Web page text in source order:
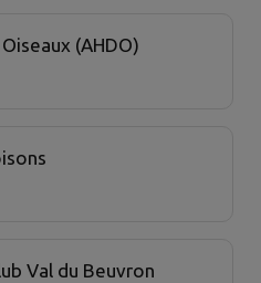
(AHDO)
Val du Beuvron